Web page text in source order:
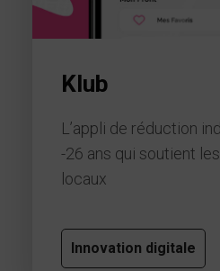
Klub
L’appli de réduction
-26 ans qui soutient
locaux
Innovation digitale